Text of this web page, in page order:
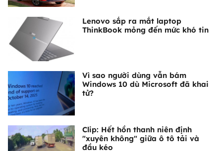
Lenovo sắp ra mắt laptop
ThinkBook mỏng đến mức khó tin
Vì sao người dùng vẫn bám
Windows 10 dù Microsoft đã khai
tử?
Clip: Hết hồn thanh niên định
"xuyên không" giữa ô tô tải và
đầu kéo